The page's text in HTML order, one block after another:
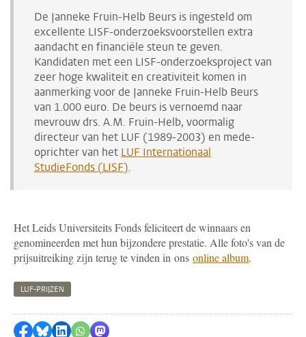
De Janneke Fruin-Helb Beurs is ingesteld om
excellente LISF-onderzoeksvoorstellen extra
aandacht en financiële steun te geven.
Kandidaten met een LISF-onderzoeksproject van
zeer hoge kwaliteit en creativiteit komen in
aanmerking voor de Janneke Fruin-Helb Beurs
van 1.000 euro. De beurs is vernoemd naar
mevrouw drs. A.M. Fruin-Helb, voormalig
directeur van het LUF (1989-2003) en mede-
oprichter van het LUF Internationaal
StudieFonds (LISF).
Het Leids Universiteits Fonds feliciteert de winnaars en
genomineerden met hun bijzondere prestatie. Alle foto's van de
prijsuitreiking zijn terug te vinden in ons online album.
LUF-PRIJZEN
Delen op Facebook
Delen via Bluesky
Delen op LinkedIn
Delen via WhatsApp
Delen via Mastodon